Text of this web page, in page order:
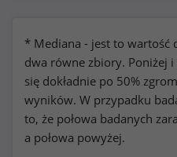
* Mediana - jest to wartość
dwa równe zbiory. Poniżej
się dokładnie po 50%
wyników. W przypadku
to, że połowa badanych
a połowa powyżej.